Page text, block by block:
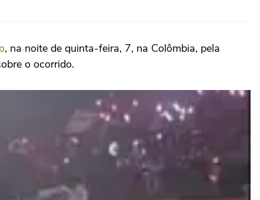
, na noite de quinta-feira, 7, na Colômbia, pela
o ocorrido.